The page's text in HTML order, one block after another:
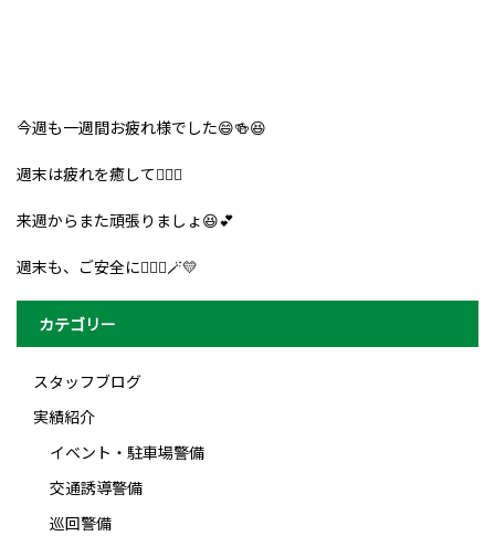
今週も一週間お疲れ様でした😄🍻😆
週末は疲れを癒して💆‍♀️✨
来週からまた頑張りましょ😆💕
週末も、ご安全に👮🏻‍♀️🪄💛
カテゴリー
スタッフブログ
実績紹介
イベント・駐車場警備
交通誘導警備
巡回警備